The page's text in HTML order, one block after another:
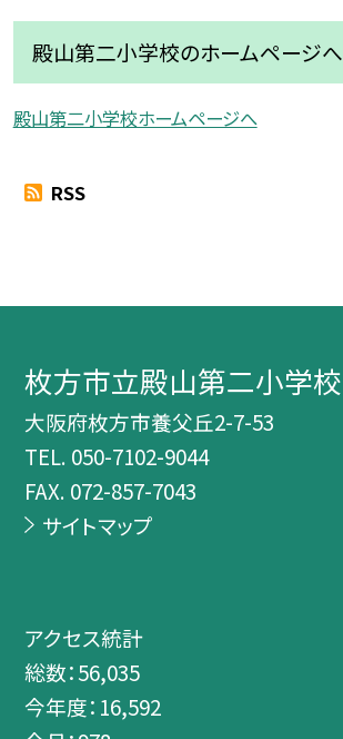
殿山第二小学校のホームページへ
殿山第二小学校ホームページへ
RSS
枚方市立殿山第二小学校
大阪府枚方市養父丘2-7-53
TEL. 050-7102-9044
FAX. 072-857-7043
サイトマップ
アクセス統計
総数：56,035
今年度： 16,592